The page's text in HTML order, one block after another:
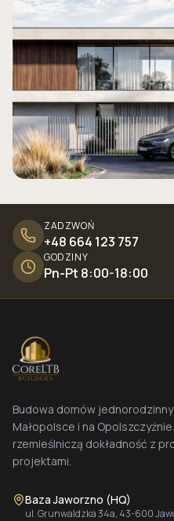
ZADZWOŃ
+48 664 123 757
GODZINY
Pn-Pt 8:00-18:00
Budowa domów
Małopolsce i na
rzemieślniczą dokładność z
projektami.
Baza Jaworzno (HQ)
ul. Grunwaldzka 34a, 43-600